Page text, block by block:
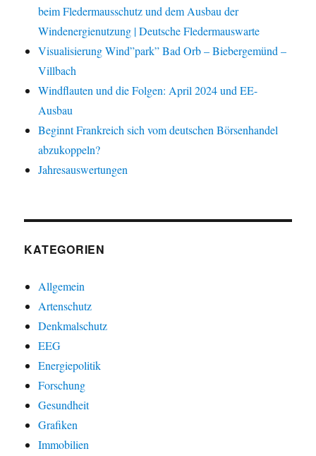
beim Fledermausschutz und dem Ausbau der
Windenergienutzung | Deutsche Fledermauswarte
Visualisierung Wind”park” Bad Orb – Biebergemünd –
Villbach
Windflauten und die Folgen: April 2024 und EE-
Ausbau
Beginnt Frankreich sich vom deutschen Börsenhandel
abzukoppeln?
Jahresauswertungen
KATEGORIEN
Allgemein
Artenschutz
Denkmalschutz
EEG
Energiepolitik
Forschung
Gesundheit
Grafiken
Immobilien